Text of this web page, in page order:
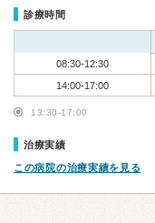
診療時間
08:30-12:30
14:00-17:00
13:30-17:00
治療実績
この病院の治療実績を見る